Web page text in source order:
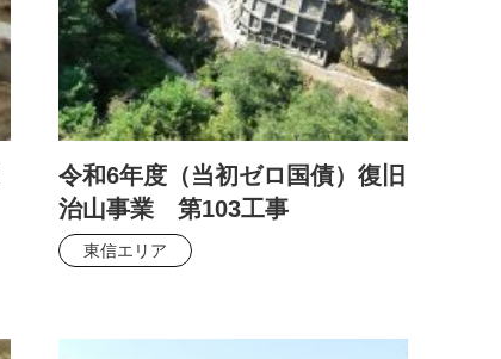
令和6年度（当初ゼロ国債）復旧
治山事業 第103工事
東信エリア